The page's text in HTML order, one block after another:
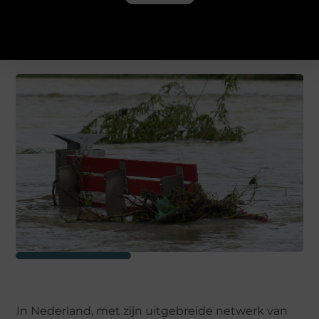
In Nederland, met zijn uitgebreide netwerk van